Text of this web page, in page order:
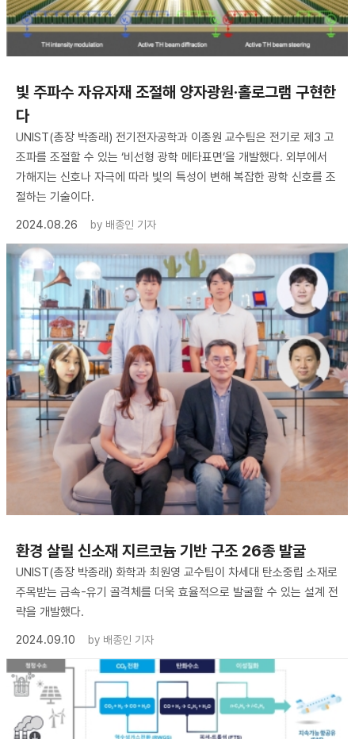
빛 주파수 자유자재 조절해 양자광원·홀로그램 구현한
다
UNIST(총장 박종래) 전기전자공학과 이종원 교수팀은 전기로 제3 고
조파를 조절할 수 있는 ‘비선형 광학 메타표면’을 개발했다. 외부에서
가해지는 신호나 자극에 따라 빛의 특성이 변해 복잡한 광학 신호를 조
절하는 기술이다.
2024.08.26
by 배종인 기자
환경 살릴 신소재 지르코늄 기반 구조 26종 발굴
UNIST(총장 박종래) 화학과 최원영 교수팀이 차세대 탄소중립 소재로
주목받는 금속-유기 골격체를 더욱 효율적으로 발굴할 수 있는 설계 전
략을 개발했다.
2024.09.10
by 배종인 기자